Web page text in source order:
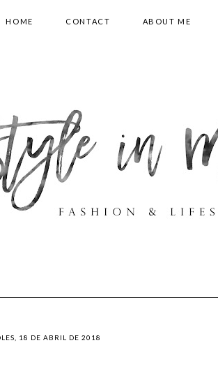
HOME CONTACT ABOUT ME
18 DE ABRIL DE 2018